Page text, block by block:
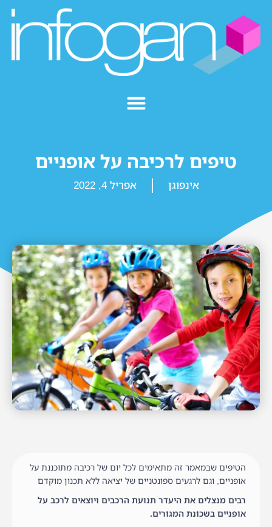
טיפים לרכיבה על אופניים
אינפוגן אפריל 4, 2022
הטיפים שבמאמר זה מתאימים לכל יום של רכיבה מתוכננת על
אופניים, וגם לרגעים ספונטניים של יציאה ללא תכנון מוקדם
רבים מנצלים את היעדר תנועת הרכבים ויוצאים לרכב על
אופניים בשכונת המגורים.